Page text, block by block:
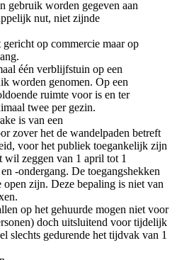
gebruik worden gegeven aan
nut, niet zijnde
op commercie maar op
één verblijfstuin op een
worden genomen. Op een
ruimte voor is en ter
twee per gezin.
is van een
zover het de wandelpaden betreft
voor het publiek toegankelijk zijn
wil zeggen van 1 april tot 1
-ondergang. De toegangshekken
open zijn. Deze bepaling is niet van
op het gehuurde mogen niet voor
doch uitsluitend voor tijdelijk
slechts gedurende het tijdvak van 1